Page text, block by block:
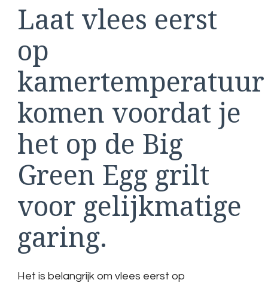
Laat vlees eerst
op
kamertemperatuur
komen voordat je
het op de Big
Green Egg grilt
voor gelijkmatige
garing.
Het is belangrijk om vlees eerst op